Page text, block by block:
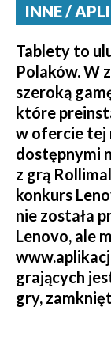
INNE /
Tablety to
Polaków. W
szeroką
które
w ofercie tej
dostępnymi
z grą
konkurs
nie została
Lenovo, ale
grających
gry,